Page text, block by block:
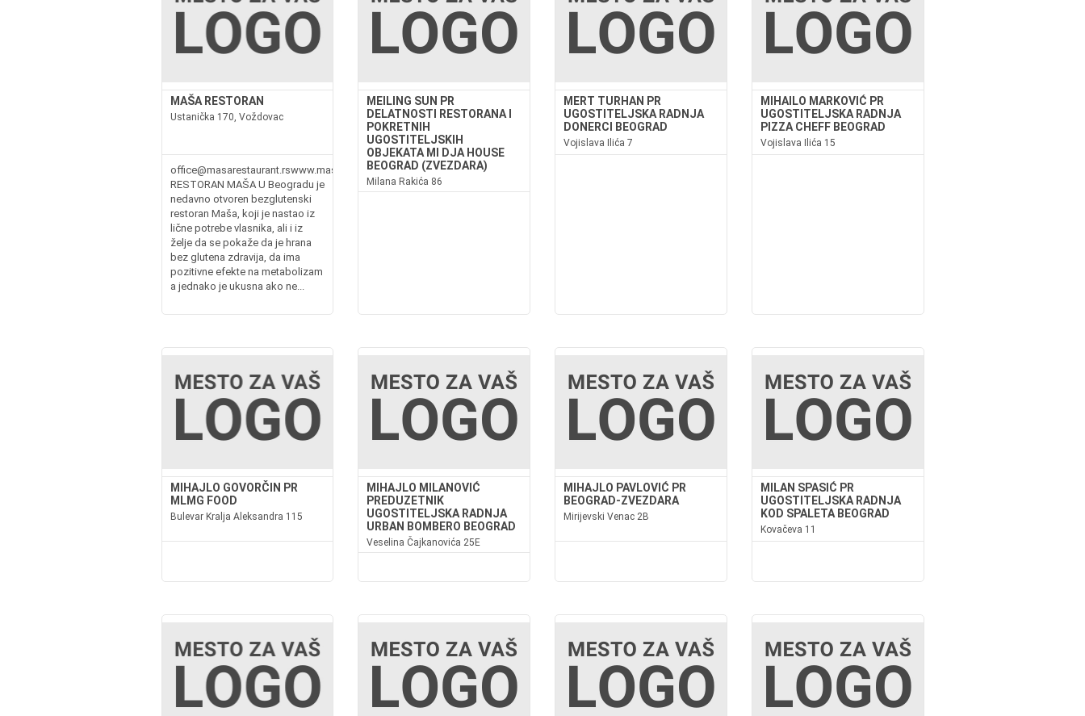
MAŠA RESTORAN
Ustanička 170, Voždovac
office@masarestaurant.rswww.masarestaurant.rsBEZGLUTENSKI
RESTORAN MAŠA U Beogradu je
nedavno otvoren bezglutenski
restoran Maša, koji je nastao iz
lične potrebe vlasnika, ali i iz
želje da se pokaže da je hrana
bez glutena zdravija, da ima
pozitivne efekte na metabolizam
a jednako je ukusna ako ne...
MEILING SUN PR
DELATNOSTI RESTORANA I
POKRETNIH
UGOSTITELJSKIH
OBJEKATA MI DJA HOUSE
BEOGRAD (ZVEZDARA)
Milana Rakića 86
MERT TURHAN PR
UGOSTITELJSKA RADNJA
DONERCI BEOGRAD
Vojislava Ilića 7
MIHAILO MARKOVIĆ PR
UGOSTITELJSKA RADNJA
PIZZA CHEFF BEOGRAD
Vojislava Ilića 15
MIHAJLO GOVORČIN PR
MLMG FOOD
Bulevar Kralja Aleksandra 115
MIHAJLO MILANOVIĆ
PREDUZETNIK
UGOSTITELJSKA RADNJA
URBAN BOMBERO BEOGRAD
Veselina Čajkanovića 25E
MIHAJLO PAVLOVIĆ PR
BEOGRAD-ZVEZDARA
Mirijevski Venac 2B
MILAN SPASIĆ PR
UGOSTITELJSKA RADNJA
KOD SPALETA BEOGRAD
Kovačeva 11